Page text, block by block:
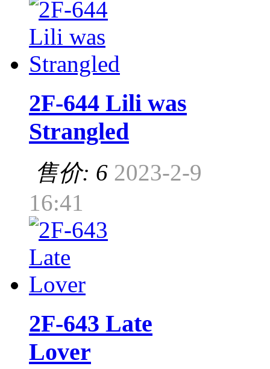
2F-644 Lili was
Strangled
售价: 6 2023-2-9
16:41
2F-643 Late
Lover